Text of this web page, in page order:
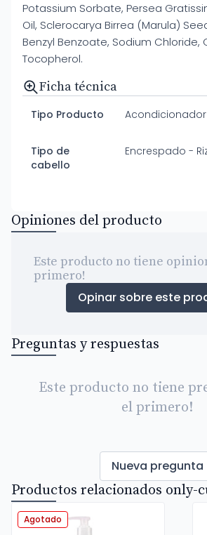
Potassium Sorbate, Persea
Oil, Sclerocarya Birrea (Marula)
Benzyl Benzoate, Sodium Chloride,
Tocopherol.
Ficha técnica
Tipo Producto
Tipo de
cabello
Encrespado -
Opiniones del producto
Este producto no tiene
primero!
Opinar sobre este
Preguntas y respuestas
Este producto no tiene
el primero!
Nueva pregunta
Productos relacionados only-
Agotado